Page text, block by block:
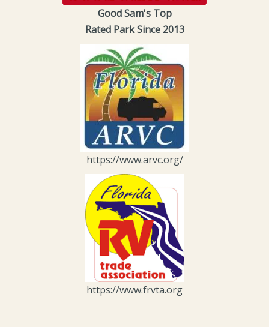
Good Sam's Top
Rated Park Since 2013
https://www.arvc.org/
https://www.frvta.org